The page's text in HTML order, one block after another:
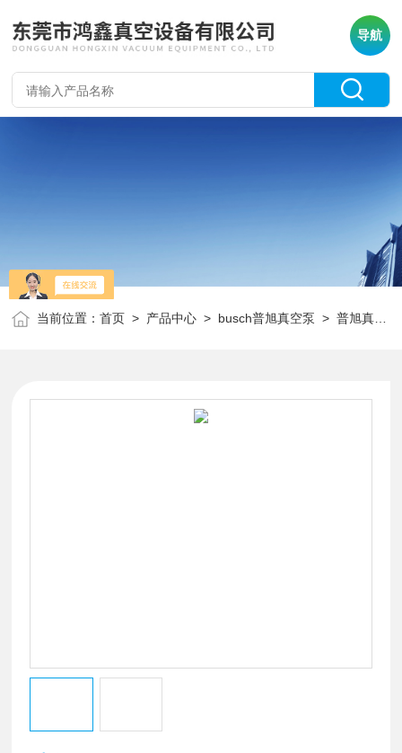
导航
当前位置：首页 > 产品中心 > busch普旭真空泵 >普旭真空泵配件